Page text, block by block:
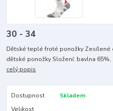
30 - 34
Dětské teplé froté ponožky
dětské ponožky Složení: bavlna
celý popis
Dostupnost
Skladem
Velikost